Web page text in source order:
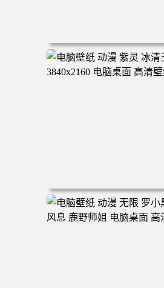
电脑壁纸 二次元角色 动漫角
克 海贼王 电脑桌面 高清壁
电脑壁纸 动漫 紫灵 冰清玉
160 电脑桌面 高清壁纸 壁纸